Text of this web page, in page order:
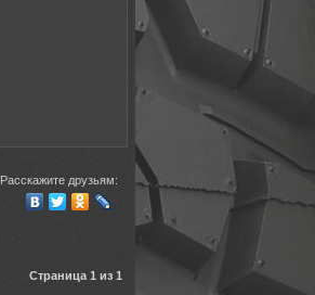
Расскажите друзьям:
Страница 1 из 1